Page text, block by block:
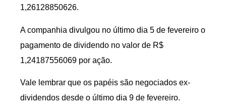
1,26128850626.
A companhia divulgou no último dia 5 de fevereiro o
pagamento de dividendo no valor de R$
1,24187556069 por ação.
Vale lembrar que os papéis são negociados ex-
dividendos desde o último dia 9 de fevereiro.